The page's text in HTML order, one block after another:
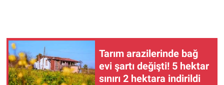
Tarım arazilerinde bağ
evi şartı değişti! 5 hektar
sınırı 2 hektara indirildi